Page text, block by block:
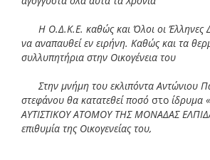
Η Ο.Δ.Κ.Ε. καθώς και Όλοι οι Έλληνες
να αναπαυθεί εν ειρήνη. Καθώς και τα
συλλυπητήρια στην Οικογένεια του
Στην μνήμη του εκλιπόντα Αντώνιου
στεφάνου θα κατατεθεί ποσό στο ίδρυμα
AYTIΣTIKOY ATOMOY THΣ MONAΔAΣ
επιθυμία της Οικογενείας του,
Ας